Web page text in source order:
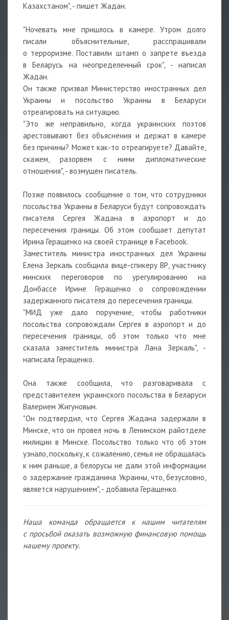
Казахстаном", - пишет Жадан.
"Ночевать мне пришлось в камере. Утром долго
писали объяснительные, расспрашивали
о терроризме. Поставили штамп о запрете въезда
в Беларусь на неопределенный срок", - написал
Жадан.
Он также призвал Министерство иностранных дел
Украины и посольство Украины в Беларуси
отреагировать на ситуацию.
"Это же неправильно, когда украинских поэтов
арестовывают без объяснения и держат в камере
без причины? Может как-то отреагируете? Давайте,
скажем, разорвем с ними дипломатические
отношения", - возмущен писатель.
Позже появилось сообщение о том, что сотрудники
посольства Украины в Беларуси будут сопровождать
писателя Сергея Жадана в аэропорт и до
пересечения границы. Об этом сообщает депутат
Ирина Геращенко на своей странице в Facebook.
Заместитель министра иностранных дел Украины
Елена Зеркаль сообщила вице-спикеру ВР, участнику
минских переговоров по урегулированию на
Донбассе Ирине Геращенко о сопровождении
задержанного писателя до пересечения границы.
"МИД уже дало поручение, чтобы работники
посольства сопровождали Сергея в аэропорт и до
пересечения границы, об этом только что мне
сказала заместитель министра Лана Зеркаль", -
написала Геращенко.
Она также сообщила, что разговаривала с
представителем украинского посольства в Беларуси
Валерием Жигуновым.
"Он подтвердил, что Сергея Жадана задержали в
Минске, что он провел ночь в Ленинском райотделе
милиции в Минске. Посольство только что об этом
узнало, поскольку, к сожалению, семья не обращалась
к ним раньше, а белорусы не дали этой информации
о задержание гражданина Украины, что, безусловно,
является нарушением", - добавила Геращенко.
Наша команда обращается к нашим читателям
с просьбой оказать возможную финансовую помощь
нашему проекту.